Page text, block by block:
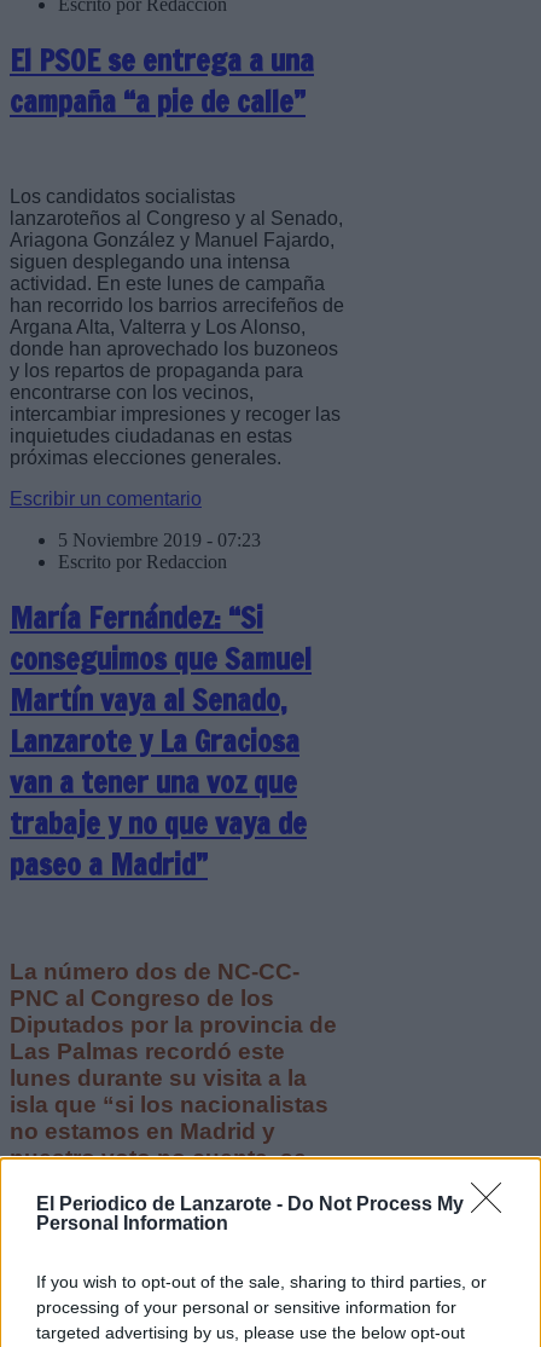
El Periodico de Lanzarote - Do Not Process My
Personal Information
If you wish to opt-out of the sale, sharing to third parties, or
processing of your personal or sensitive information for
targeted advertising by us, please use the below opt-out
El PSOE se entrega a una
campaña “a pie de calle”
Los candidatos socialistas
lanzaroteños al Congreso y al Senado,
Ariagona González y Manuel Fajardo,
siguen desplegando una intensa
actividad. En este lunes de campaña
han recorrido los barrios arrecifeños de
Argana Alta, Valterra y Los Alonso,
donde han aprovechado los buzoneos
y los repartos de propaganda para
encontrarse con los vecinos,
intercambiar impresiones y recoger las
inquietudes ciudadanas en estas
próximas elecciones generales.
Escribir un comentario
5 Noviembre 2019 - 07:23
Escrito por Redaccion
María Fernández: “Si
conseguimos que Samuel
Martín vaya al Senado,
Lanzarote y La Graciosa
van a tener una voz que
trabaje y no que vaya de
paseo a Madrid”
La número dos de NC-CC-
PNC al Congreso de los
Diputados por la provincia de
Las Palmas recordó este
lunes durante su visita a la
isla que “si los nacionalistas
no estamos en Madrid y
nuestro voto no cuenta, se
existe”
5 Noviembre 2019 - 07:01
Escrito por Redaccion